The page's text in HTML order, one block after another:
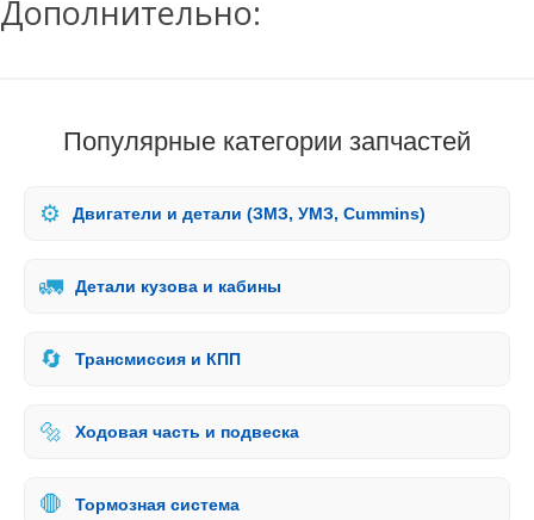
Дополнительно:
Популярные категории запчастей
⚙️ Двигатели и детали (ЗМЗ, УМЗ, Cummins)
🚛 Детали кузова и кабины
🔄 Трансмиссия и КПП
🔩 Ходовая часть и подвеска
🛑 Тормозная система